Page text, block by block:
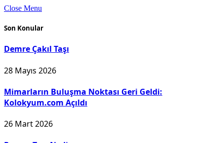
Close Menu
Son Konular
Demre Çakıl Taşı
28 Mayıs 2026
Mimarların Buluşma Noktası Geri Geldi:
Kolokyum.com Açıldı
26 Mart 2026